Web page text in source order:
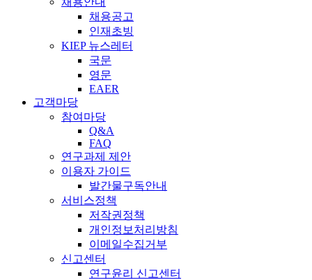
채용공고
인재초빙
KIEP 뉴스레터
국문
영문
EAER
고객마당
참여마당
Q&A
FAQ
연구과제 제안
이용자 가이드
발간물구독안내
서비스정책
저작권정책
개인정보처리방침
이메일수집거부
신고센터
연구윤리 신고센터